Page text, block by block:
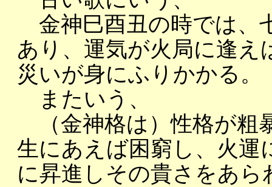
金神巳酉丑の時では、
あり、運気が火局に逢
災いが身にふりかかる。
またいう、
（金神格は）性格が粗
生にあえば困窮し、火運
に昇進しその貴さをあ